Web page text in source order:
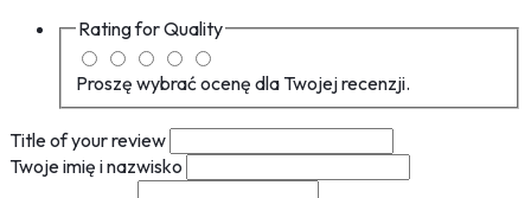
Rating forQuality
Proszę wybrać ocenę dla Twojej recenzji.
Title of your review
Twoje imię i nazwisko